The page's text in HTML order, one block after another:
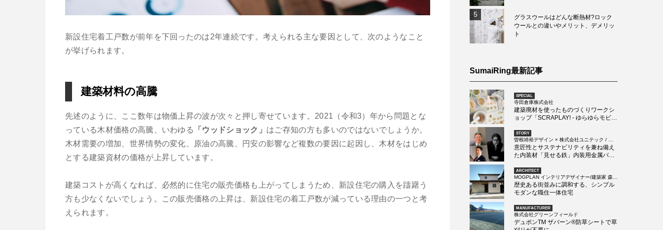
新設住宅着工戸数が前年を下回ったのは2年連続です。考えられる主な要因として、次のようなこと
が挙げられます。
建築材料の高騰
先述のように、ここ数年は物価上昇の波が次々と押し寄せています。2021（令和3）年から問題とな
っている木材価格の高騰、いわゆる
「ウッドショック」 はご存知の方も多いのではないでしょうか。
木材需要の増加、世界情勢の変化、原油の高騰、円安の影響など複数の要因に起因し、木材をはじめ
とする建築資材の価格が上昇しています。
建築コストが高くなれば、必然的に住宅の販売価格も上がってしまうため、新設住宅の購入を躊躇う
方も少なくないでしょう。この販売価格の上昇は、新設住宅の着工戸数が減っている理由の一つと考
えられます。
5
グラスウールはどんな断熱材?ロック
ウールとの違いやメリット、デメリッ
ト
SumaiRing最新記事
SPECIAL
寺田倉庫株式会社
建築廃材を使ったものづくりワークシ
ョップ「SCRAPLAY! - ゆらゆらモビー
STORY
曽根靖裕デザイン × 株式会社ユニテック / 日
本製鉄株式会社
意匠性とサステナビリティを兼ね備え
た内装材「見せる鉄」内装用金属パネ
ARCHITECT
MOGPLAN インテリアデザイナー/建築家 森井
康順
歴史ある街並みに調和する、シンプル
モダンな職住一体住宅
MANUFACTURER
株式会社グリーンフィールド
デュポンTM ザバーン®防草シートで草